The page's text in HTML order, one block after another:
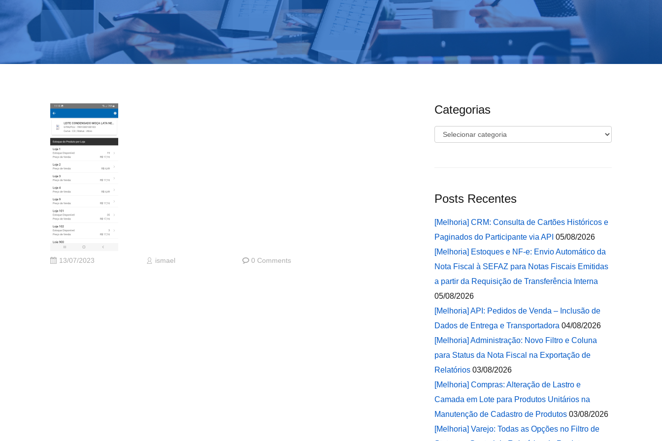
13/07/2023 ismael 0 Comments
Categorias
Categorias
Posts Recentes
[Melhoria] CRM: Consulta de Cartões Históricos e
Paginados do Participante via API 05/08/2026
[Melhoria] Estoques e NF-e: Envio Automático da
Nota Fiscal à SEFAZ para Notas Fiscais Emitidas
a partir da Requisição de Transferência Interna
05/08/2026
[Melhoria] API: Pedidos de Venda – Inclusão de
Dados de Entrega e Transportadora 04/08/2026
[Melhoria] Administração: Novo Filtro e Coluna
para Status da Nota Fiscal na Exportação de
Relatórios 03/08/2026
[Melhoria] Compras: Alteração de Lastro e
Camada em Lote para Produtos Unitários na
Manutenção de Cadastro de Produtos 03/08/2026
[Melhoria] Varejo: Todas as Opções no Filtro de